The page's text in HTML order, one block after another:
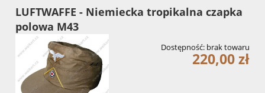
LUFTWAFFE - Niemiecka tropikalna czapka
polowa M43
Dostępność: brak towaru
220,00 zł